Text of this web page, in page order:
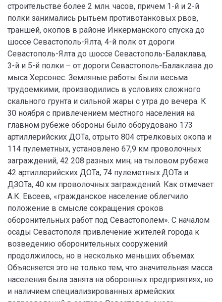
строительстве более 2 млн. часов, причем 1-й и 2-й
полки занимались рытьем противотанковых рвов,
траншей, окопов в районе Инкерманского спуска до
шоссе Севастополь-Ялта, 4-й полк от дороги
Севастополь-Ялта до шоссе Севастополь-Балаклава,
3-й и 5-й полки – от дороги Севастополь-Балаклава до
мыса Херсонес. Земляные работы были весьма
трудоемкими, производились в условиях сложного
скального грунта и сильной жары с утра до вечера. К
30 ноября с привлечением местного населения на
главном рубеже обороны было оборудовано 173
артиллерийских ДОТа, отрыто 804 стрелковых окопа и
114 пулеметных, установлено 67,9 км проволочных
заграждений, 42 208 разных мин; на тыловом рубеже
42 артиллерийских ДОТа, 74 пулеметных ДОТа и
ДЗОТа, 40 км проволочных заграждений. Как отмечает
А.К. Евсеев, «гражданское население облегчило
положение в смысле сокращения сроков
оборонительных работ под Севастополем». С началом
осады Севастополя привлечение жителей города к
возведению оборонительных сооружений
продолжилось, но в несколько меньших объемах.
Объясняется это не только тем, что значительная масса
населения была занята на оборонных предприятиях, но
и наличием специализированных армейских